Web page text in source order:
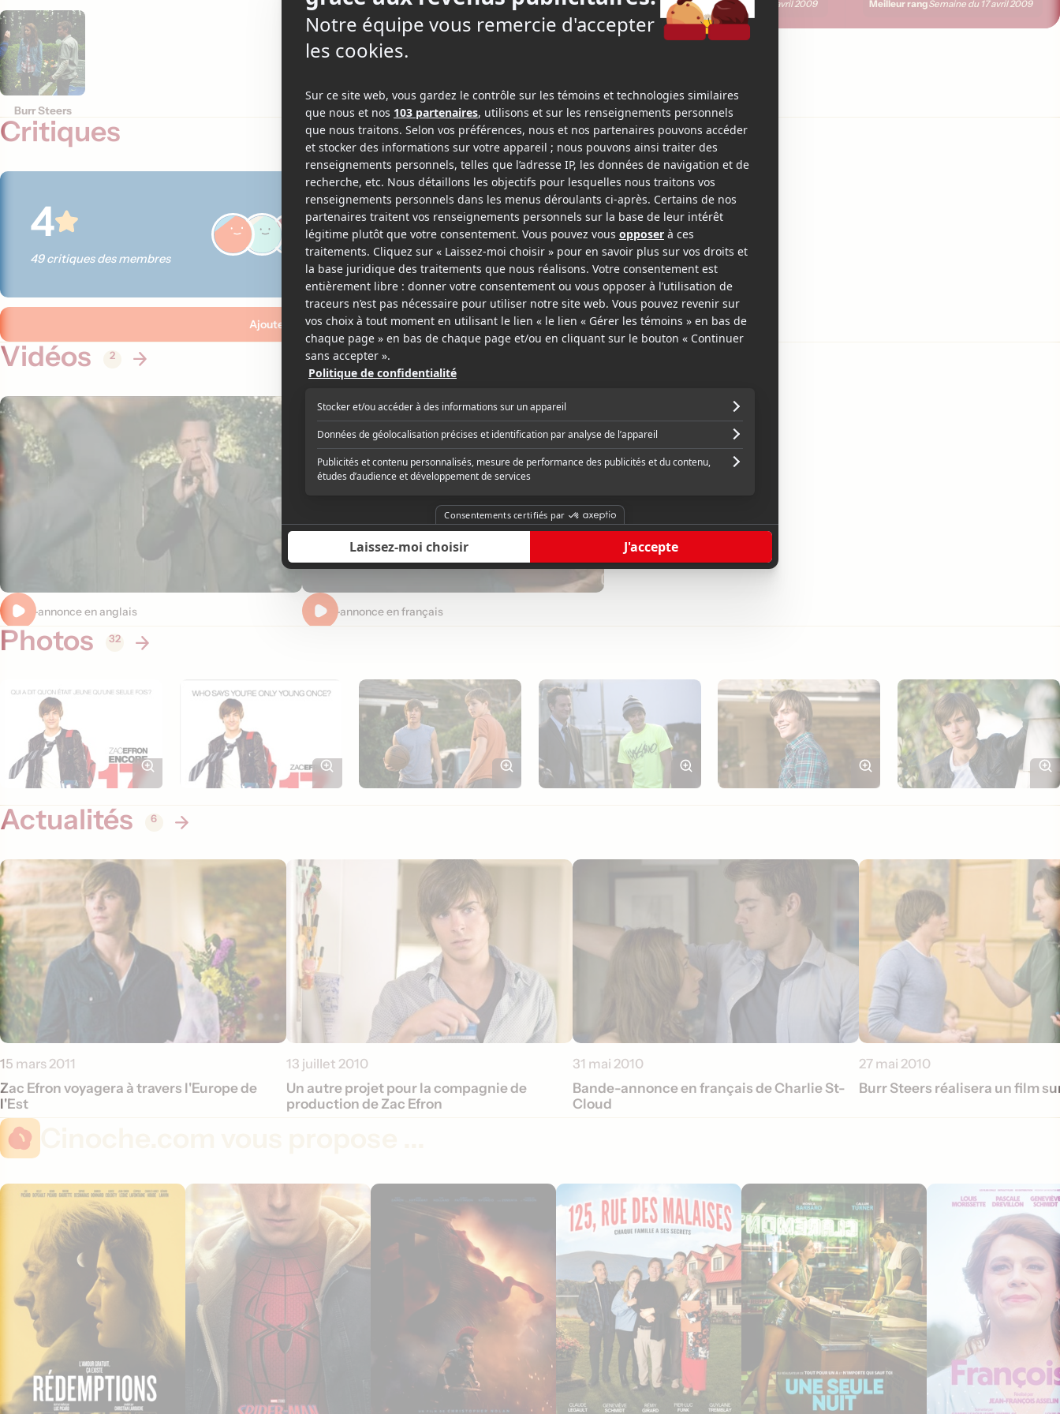
Burr Steers
Jason Filardi
Meilleur rang Semaine du 17 avril 2009 Meilleur rangSemaine du 17 avril 2009
Critiques
4
49 critiques des membres
Ajouter ma critique
Vidéos 2
Bande-annonce en anglais Bande-annonce en français
Photos 32
Actualités 6
15 mars 2011
Zac Efron voyagera à travers l'Europe de
l'Est
13 juillet 2010
Un autre projet pour la compagnie de
production de Zac Efron
31 mai 2010
Bande-annonce en français de Charlie St-
Cloud
27 mai 2010
Burr Steers réalisera un film